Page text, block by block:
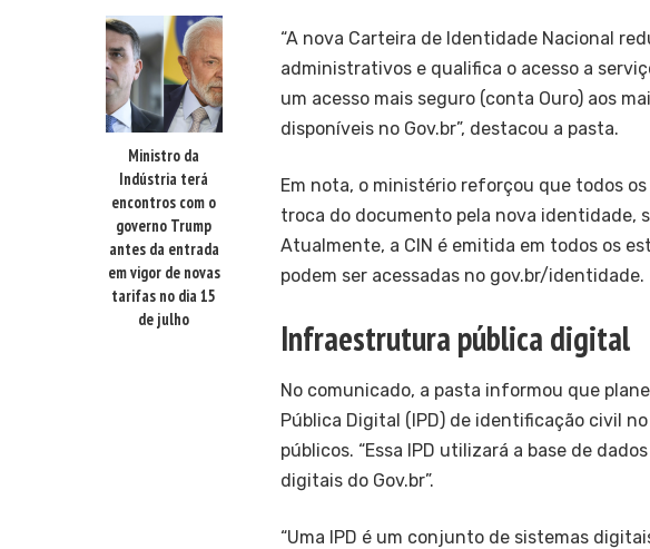
Ministro da
Indústria terá
encontros com o
governo Trump
antes da entrada
em vigor de novas
tarifas no dia 15
de julho
“A nova Carteira de Identidade Nacional
administrativos e qualifica o acesso a
um acesso mais seguro (conta Ouro) aos
disponíveis no Gov.br”, destacou a pasta.
Em nota, o ministério reforçou que todos
troca do documento pela nova identidade,
Atualmente, a CIN é emitida em todos os
podem ser acessadas no gov.br/identidade.
Infraestrutura pública digital
No comunicado, a pasta informou que
Pública Digital (IPD) de identificação civil
públicos. “Essa IPD utilizará a base de
digitais do Gov.br”.
“Uma IPD é um conjunto de sistemas